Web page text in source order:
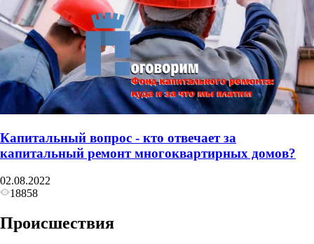
Капитальный вопрос - кто отвечает за
капитальный ремонт многоквартирных домов?
02.08.2022
18858
Происшествия